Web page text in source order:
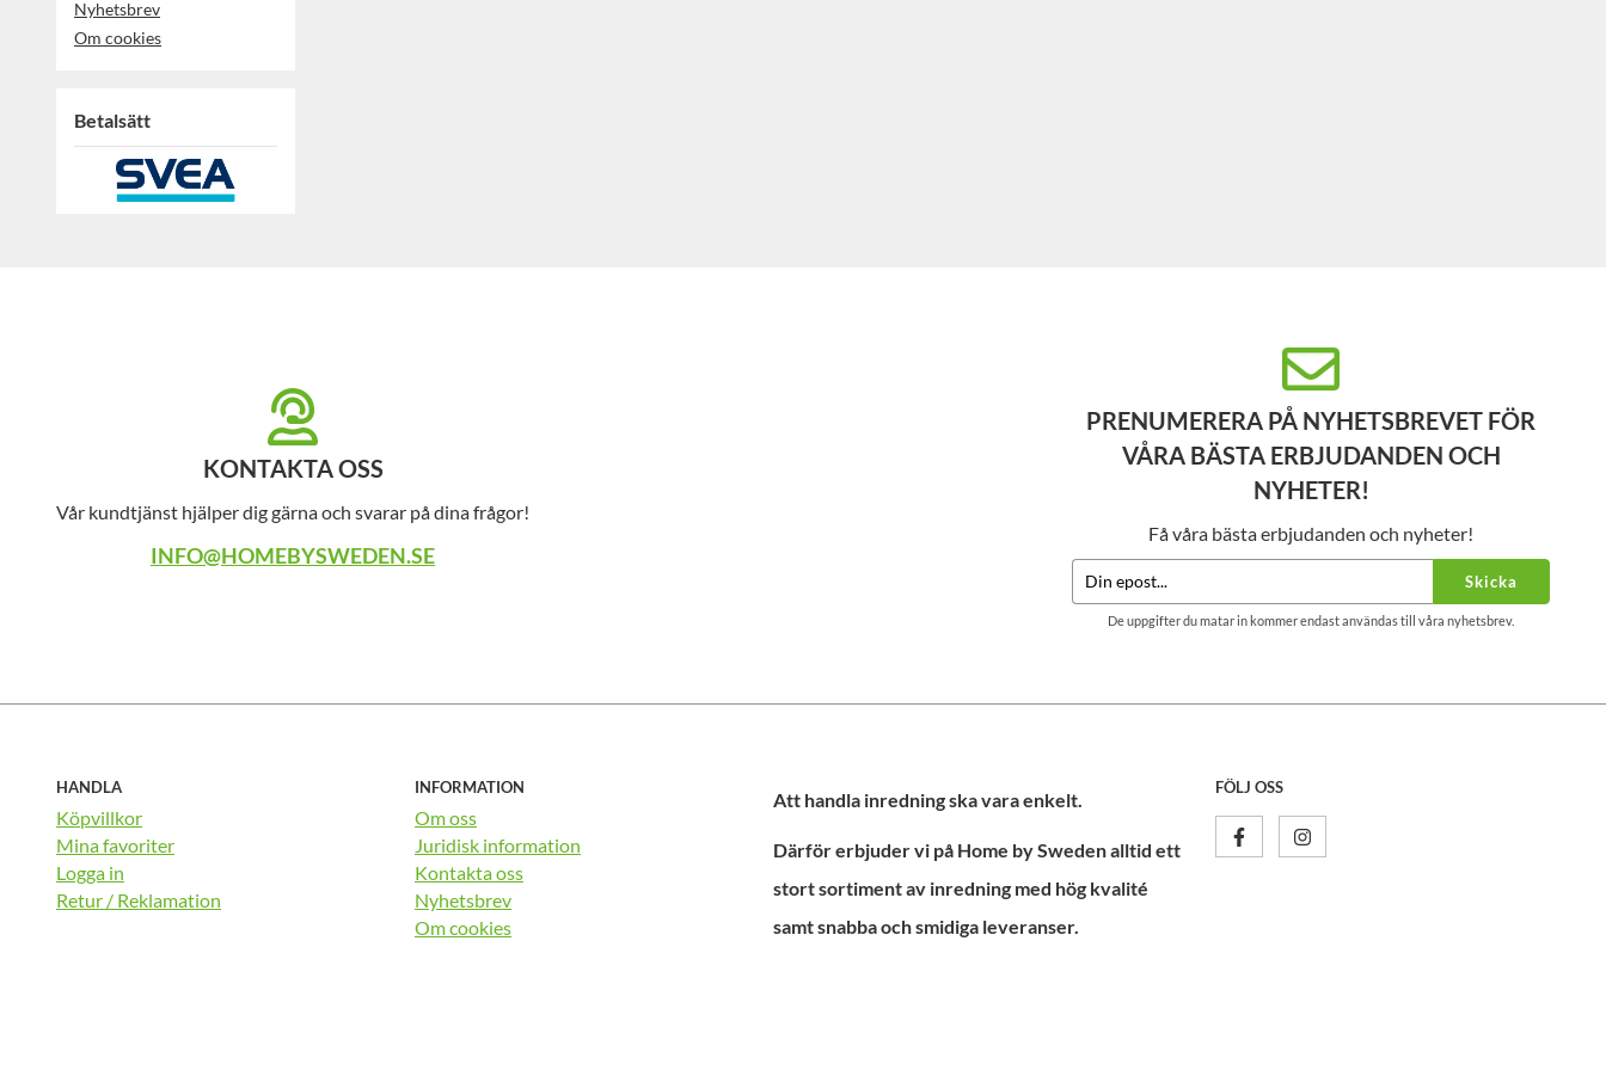
Nyhetsbrev
Om cookies
Betalsätt
KONTAKTA OSS
Vår kundtjänst hjälper dig gärna och svarar på dina frågor!
INFO@HOMEBYSWEDEN.SE
PRENUMERERA PÅ NYHETSBREVET FÖR
VÅRA BÄSTA ERBJUDANDEN OCH
NYHETER!
Få våra bästa erbjudanden och nyheter!
Skicka
De uppgifter du matar in kommer endast användas till våra nyhetsbrev.
HANDLA
Köpvillkor
Mina favoriter
Logga in
Retur / Reklamation
INFORMATION
Om oss
Juridisk information
Kontakta oss
Nyhetsbrev
Om cookies
Att handla inredning ska vara enkelt.
Därför erbjuder vi på Home by Sweden alltid ett
stort sortiment av inredning med hög kvalité
samt snabba och smidiga leveranser.
FÖLJ OSS